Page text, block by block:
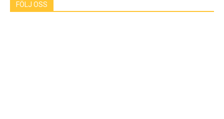
FÖLJ OSS